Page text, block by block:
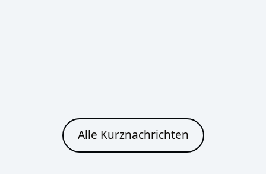
Alle Kurznachrichten
Klarer Himmel
32°C
Morgen
Leichter Regen